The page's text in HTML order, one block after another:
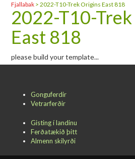
Fjallabak >2022-T10-Trek Origins East 818
2022-T10-
East 818
please build your template...
Gonguferdir
Vetrarferðir
Gisting í landinu
Ferðatækið þitt
Almenn skilyrði